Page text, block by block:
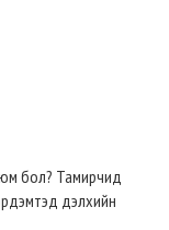
юм бол? Тамирчид
дэлхийн